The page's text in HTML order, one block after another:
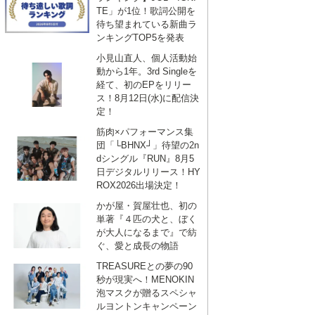
TE」が1位！歌詞公開を
待ち望まれている新曲ラ
ンキングTOP5を発表
小見山直人、個人活動始
動から1年。3rd Singleを
経て、初のEPをリリー
ス！8月12日(水)に配信決
定！
筋肉×パフォーマンス集
団「└BHNX┘」待望の2n
dシングル『RUN』8月5
日デジタルリリース！HY
ROX2026出場決定！
かが屋・賀屋壮也、初の
単著『４匹の犬と、ぼく
が大人になるまで』で紡
ぐ、愛と成長の物語
TREASUREとの夢の90
秒が現実へ！MENOKIN
泡マスクが贈るスペシャ
ルヨントンキャンペーン